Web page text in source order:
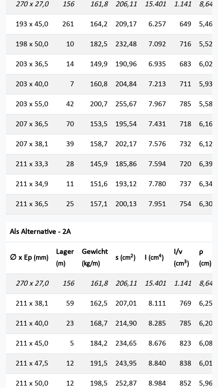
270 x 27,0 156 161,8 206,11 15.401 1.141 8,644
193 x 45,0 261 164,2 209,17 6.257 649 5,469
198 x 50,0 10 182,5 232,48 7.092 716 5,523
203 x 36,5 14 149,9 190,96 6.935 683 6,026
203 x 40,0 7 160,8 204,84 7.213 711 5,934
203 x 55,0 42 200,7 255,67 7.967 785 5,582
207 x 36,5 70 153,5 195,54 7.431 718 6,164
207 x 38,1 39 158,7 202,17 7.576 732 6,121
211 x 33,3 28 145,9 185,86 7.594 720 6,392
211 x 34,9 11 151,6 193,12 7.780 737 6,347
211 x 36,5 25 157,1 200,13 7.951 754 6,303
Als Alternative - 2A
∅ x Ep (mm)
Lager
(m)
Gewicht
(kg/m)
s (cm2) I (cm4)
I/v
(cm3)
ρ
(cm)
270 x 27,0 156 161,8 206,11 15.401 1.141 8,644
211 x 38,1 59 162,5 207,01 8.111 769 6,259
211 x 40,0 23 168,7 214,90 8.285 785 6,209
211 x 45,0 5 184,2 234,65 8.676 823 6,080
211 x 47,5 12 191,5 243,95 8.840 838 6,019
211 x 50,0 12 198,5 252,87 8.984 852 5,960